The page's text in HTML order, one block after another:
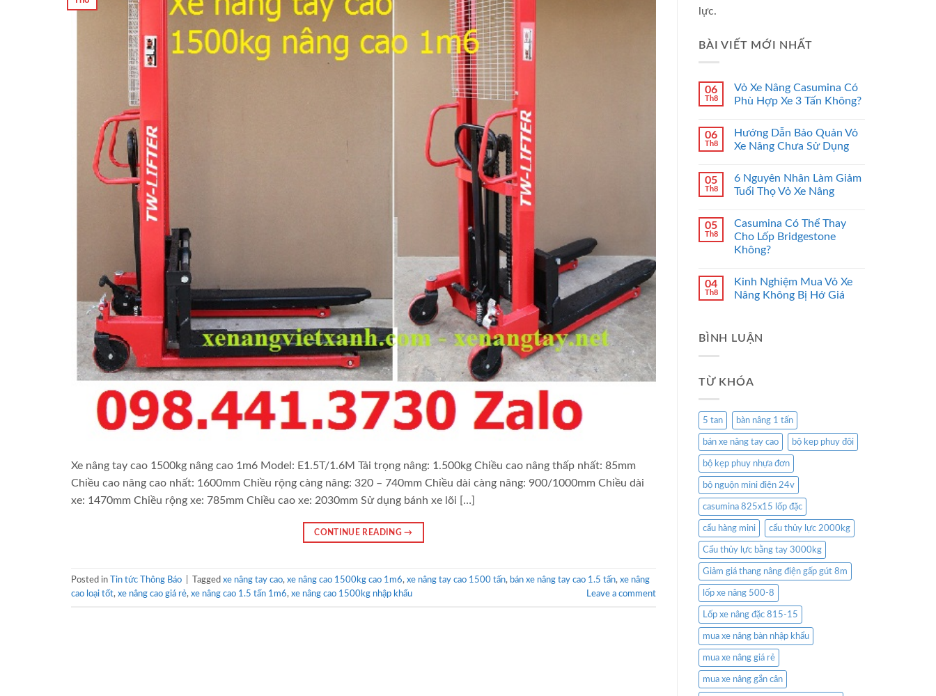
Xe nâng tay cao 1500kg nâng cao 1m6 Model: E1.5T/1.6M Tải trọng nâng: 1.500kg Chiều cao nâng thấp nhất: 85mm
Chiều cao nâng cao nhất: 1600mm Chiều rộng càng nâng: 320 – 740mm Chiều dài càng nâng: 900/1000mm Chiều dài
xe: 1470mm Chiều rộng xe: 785mm Chiều cao xe: 2030mm Sử dụng bánh xe lõi […]
CONTINUE READING→
Posted in Tin tức Thông Báo Tagged xe nâng tay cao, xe nâng cao 1500kg cao 1m6, xe nâng tay cao 1500 tấn, bán xe nâng tay cao 1.5 tấn, xe nâng
cao loại tốt, xe nâng cao giá rẻ, xe nâng cao 1.5 tấn 1m6, xe nâng cao 1500kg nhập khẩu Leave a comment
lực.
BÀI VIẾT MỚI NHẤT
06
Th8
Vỏ Xe Nâng Casumina Có
Phù Hợp Xe 3 Tấn Không?
06
Th8
Hướng Dẫn Bảo Quản Vỏ
Xe Nâng Chưa Sử Dụng
05
Th8
6 Nguyên Nhân Làm Giảm
Tuổi Thọ Vỏ Xe Nâng
05
Th8
Casumina Có Thể Thay
Cho Lốp Bridgestone
Không?
04
Th8
Kinh Nghiệm Mua Vỏ Xe
Nâng Không Bị Hớ Giá
BÌNH LUẬN
TỪ KHÓA
5 tan bàn nâng 1 tấn
bán xe nâng tay cao bộ kep phuy đôi
bộ kẹp phuy nhựa đơn
bộ nguộn mini điện 24v
casumina 825x15 lốp đặc
cẩu hàng mini cẩu thủy lực 2000kg
Cẩu thủy lực bằng tay 3000kg
Giảm giá thang nâng điện gấp gút 8m
lốp xe nâng 500-8
Lốp xe nâng đặc 815-15
mua xe nâng bàn nhập khẩu
mua xe nâng giá rẻ
mua xe nâng gắn cân